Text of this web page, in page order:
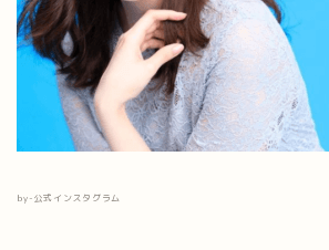
by-公式インスタグラム